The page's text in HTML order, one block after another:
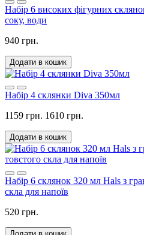
Набір 6 високих фігурних
соку, води
940 грн.
Додати в кошик
Набір 4 склянки Diva 350мл
1159 грн. 1610 грн.
Додати в кошик
Набір 6 склянок 320 мл Hals з
скла для напоїв
520 грн.